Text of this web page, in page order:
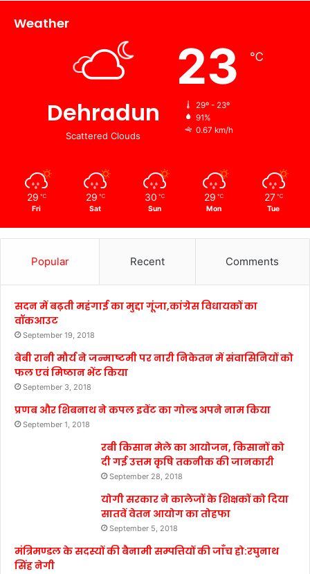
Weather
Dehradun
Scattered Clouds
23 ℃
29º - 23º
91%
0.67 km/h
29 ℃
Fri
29 ℃
Sat
30 ℃
Sun
29 ℃
Mon
27 ℃
Tue
Popular Recent Comments
सदन में बढ़ती महंगाई का मुद्दा गूंजा,कांग्रेस विधायकों का
वॉकआउट
September 19, 2018
बेबी रानी मौर्य ने जन्माष्टमी पर नारी निकेतन में संवासिनियों को
फल एवं मिष्ठान भेंट किया
September 3, 2018
प्रणब और शिबनाथ ने कपल इवेंट का गोल्ड अपने नाम किया
September 1, 2018
रबी किसान मेले का आयोजन, किसानों को
दी गई उत्तम कृषि तकनीक की जानकारी
September 28, 2018
योगी सरकार ने कालेजों के शिक्षकों को दिया
सातवें वेतन आयोग का तोहफा
September 5, 2018
मंत्रिमण्डल के सदस्यों की बैनामी सम्पत्तियों की जाँच हो:रघुनाथ
सिंह नेगी